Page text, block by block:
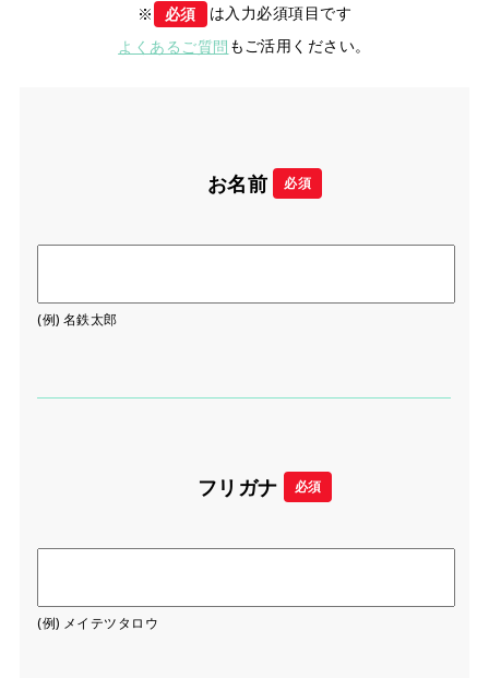
※
必須
は入力必須項目です
よくあるご質問 もご活用ください。
お名前 必須
(例) 名鉄太郎
フリガナ 必須
(例) メイテツタロウ